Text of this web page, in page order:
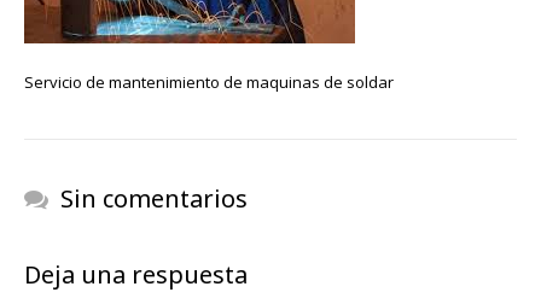
Servicio de mantenimiento de maquinas de soldar
Sin comentarios
Deja una respuesta